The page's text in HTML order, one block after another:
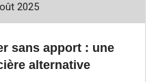
2025
sans apport : une
alternative